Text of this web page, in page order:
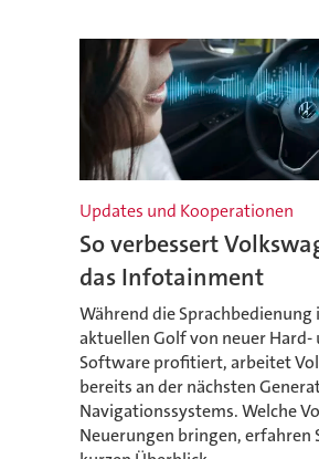
Updates und Kooperationen
So verbessert
das Infotainment
Während die Sprachbedienung
aktuellen Golf von neuer Hard-
Software profitiert, arbeitet
bereits an der nächsten
Navigationssystems. Welche
Neuerungen bringen, erfahren